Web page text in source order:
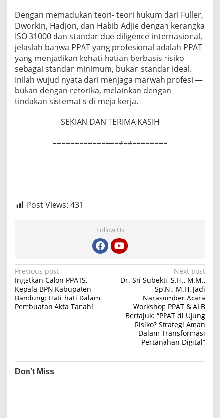
Dengan memadukan teori- teori hukum dari Fuller,
Dworkin, Hadjon, dan Habib Adjie dengan kerangka
ISO 31000 dan standar due diligence internasional,
jelaslah bahwa PPAT yang profesional adalah PPAT
yang menjadikan kehati-hatian berbasis risiko
sebagai standar minimum, bukan standar ideal.
Inilah wujud nyata dari menjaga marwah profesi —
bukan dengan retorika, melainkan dengan
tindakan sistematis di meja kerja.
SEKIAN DAN TERIMA KASIH
===============≠=≠========
Post Views: 431
Follow Us
P
o
s
i
Previous post
Ingatkan Calon PPATS,
Kepala BPN Kabupaten
Bandung: Hati-hati Dalam
Pembuatan Akta Tanah!
Next post
Dr. Sri Subekti, S.H., M.M.,
Sp.N., M.H. Jadi
Narasumber Acara
Workshop PPAT & ALB
Bertajuk: “PPAT di Ujung
Risiko? Strategi Aman
Dalam Transformasi
Pertanahan Digital”
Don't Miss